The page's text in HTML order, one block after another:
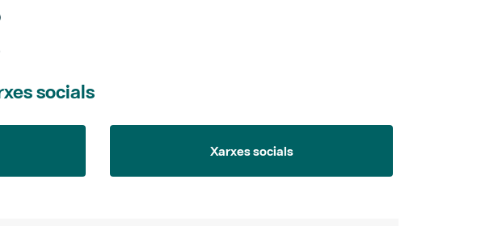
socials
Xarxes socials